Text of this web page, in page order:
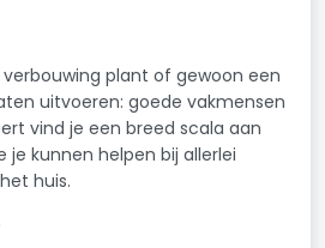
plant of gewoon een
uitvoeren: goede vakmensen
vind je een breed scala aan
je kunnen helpen bij allerlei
huis.